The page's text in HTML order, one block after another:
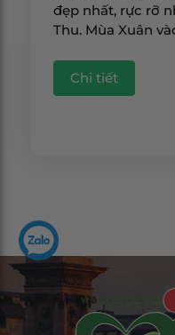
đẹp nhất, rực rỡ
Thu. Mùa Xuân
Chi tiết